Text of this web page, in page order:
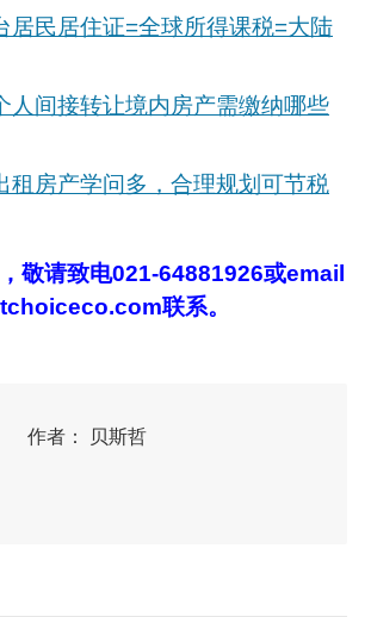
居民居住证=全球所得课税=大陆
人间接转让境内房产需缴纳哪些
租房产学问多，合理规划可节税
敬请致电021-64881926或email
联系。
作者： 贝斯哲